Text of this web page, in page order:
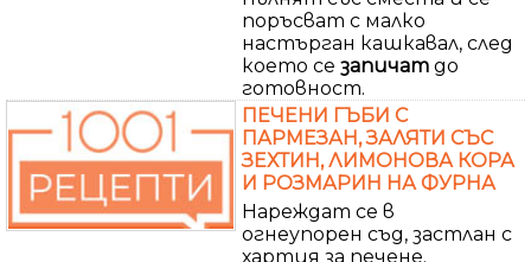
поръсват с малко
настърган кашкавал, след
което се запичат до
готовност.
ПЕЧЕНИ ГЪБИ С
ПАРМЕЗАН, ЗАЛЯТИ СЪС
ЗЕХТИН, ЛИМОНОВА КОРА
И РОЗМАРИН НА ФУРНА
Нареждат се в
огнеупорен съд, застлан с
хартия за печене.